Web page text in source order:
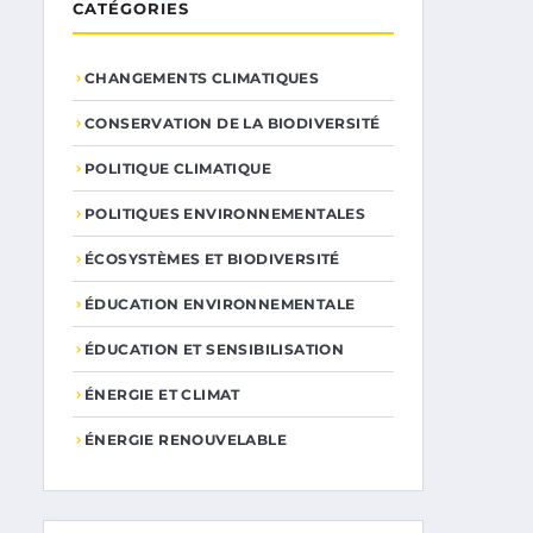
CATÉGORIES
CHANGEMENTS CLIMATIQUES
CONSERVATION DE LA BIODIVERSITÉ
POLITIQUE CLIMATIQUE
POLITIQUES ENVIRONNEMENTALES
ÉCOSYSTÈMES ET BIODIVERSITÉ
ÉDUCATION ENVIRONNEMENTALE
ÉDUCATION ET SENSIBILISATION
ÉNERGIE ET CLIMAT
ÉNERGIE RENOUVELABLE